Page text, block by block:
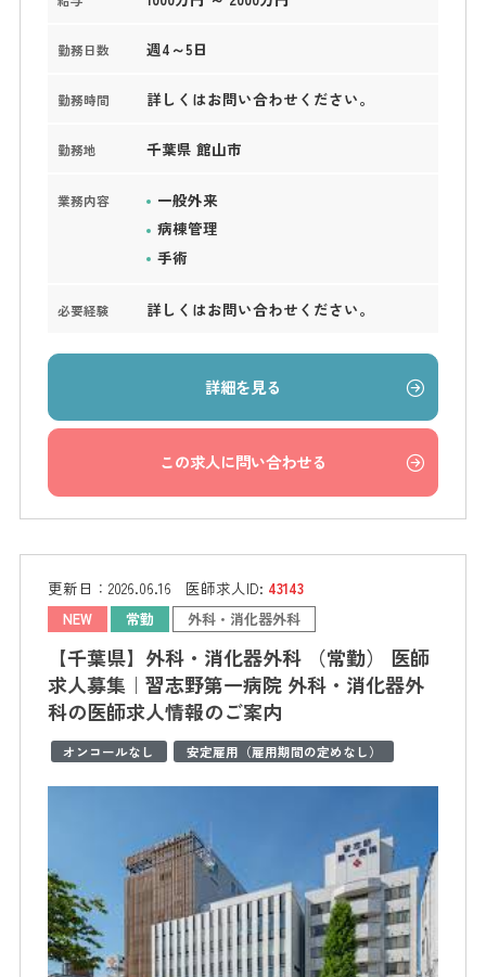
勤務日数 週4～5日
勤務時間 詳しくはお問い合わせください。
勤務地 千葉県 館山市
業務内容
一般外来
病棟管理
手術
必要経験 詳しくはお問い合わせください。
詳細を見る
この求人に問い合わせる
更新日： 2026.06.16 医師求人ID: 43143
NEW 常勤 外科・消化器外科
【千葉県】外科・消化器外科 （常勤） 医師
求人募集｜習志野第一病院 外科・消化器外
科の医師求人情報のご案内
オンコールなし 安定雇用（雇用期間の定めなし）